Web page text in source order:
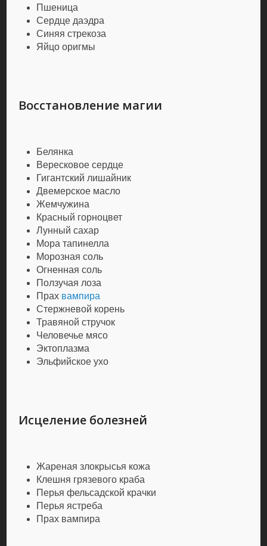
Пшеница
Сердце даэдра
Синяя стрекоза
Яйцо оригмы
Восстановление магии
Белянка
Вересковое сердце
Гигантский лишайник
Двемерское масло
Жемчужина
Красный горноцвет
Лунный сахар
Мора тапинелла
Морозная соль
Огненная соль
Ползучая лоза
Прах вампира
Стержневой корень
Травяной стручок
Человечье мясо
Эктоплазма
Эльфийское ухо
Исцеление болезней
Жареная злокрысья кожа
Клешня грязевого краба
Перья фельсадской крачки
Перья ястреба
Прах вампира